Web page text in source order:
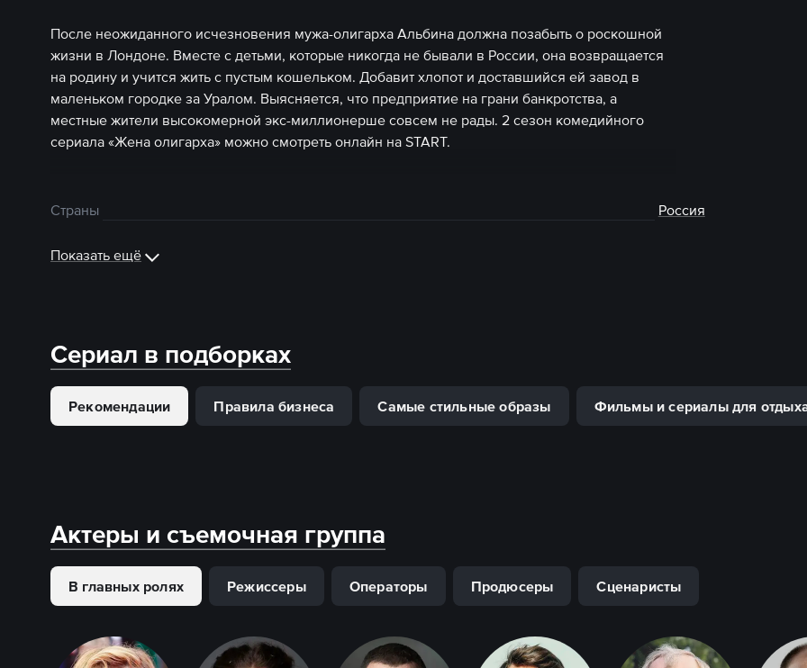
После неожиданного исчезновения мужа-олигарха Альбина должна позабыть о роскошной
жизни в Лондоне. Вместе с детьми, которые никогда не бывали в России, она возвращается
на родину и учится жить с пустым кошельком. Добавит хлопот и доставшийся ей завод в
маленьком городке за Уралом. Выясняется, что предприятие на грани банкротства, а
местные жители высокомерной экс-миллионерше совсем не рады. 2 сезон комедийного
сериала «Жена олигарха» можно смотреть онлайн на START.
Страны Россия
Показать ещё
Сериал в подборках
Рекомендации Правила бизнеса Самые стильные образы Фильмы и сериалы для
Актеры и съемочная группа
В главных ролях Режиссеры Операторы Продюсеры Сценаристы